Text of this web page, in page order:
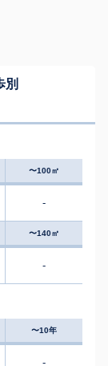
別
〜100㎡
-
〜140㎡
-
〜10年
-